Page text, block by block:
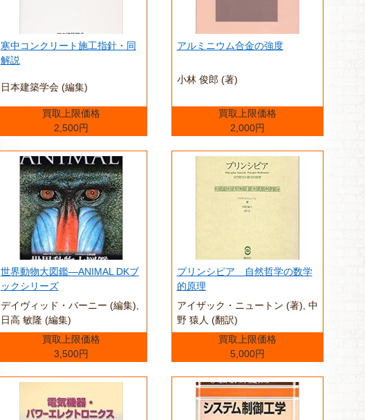
寒中コンクリート施工指針・同
解説
日本建築学会 (編集)
買取上限価格
2,500円
アルミニウム合金の強度
小林 俊郎 (著)
買取上限価格
2,000円
世界動物大図鑑―ANIMAL DKブ
ックシリーズ
デイヴィッド・バーニー (編集),
日高 敏隆 (編集)
買取上限価格
3,500円
プリンシピア 自然哲学の数学
的原理
アイザック・ニュートン (著),‎ 中
野 猿人 (翻訳)
買取上限価格
5,000円